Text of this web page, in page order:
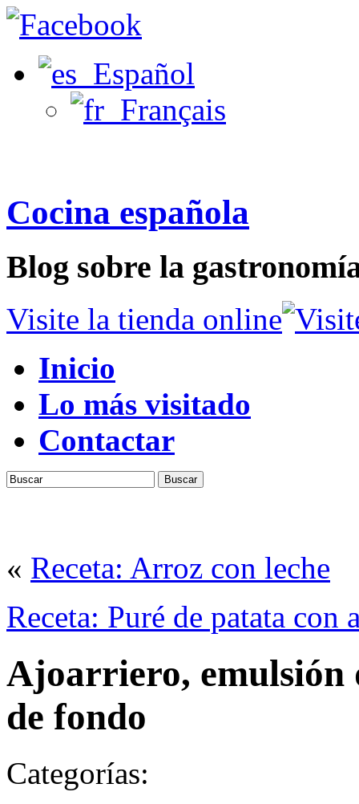
Español
Français
Cocina española
Blog sobre la
Visite la tienda online
Inicio
Lo más visitado
Contactar
Buscar
« Receta: Arroz con leche
Receta: Puré de patata con
Ajoarriero, emulsión
de fondo
Categorías: